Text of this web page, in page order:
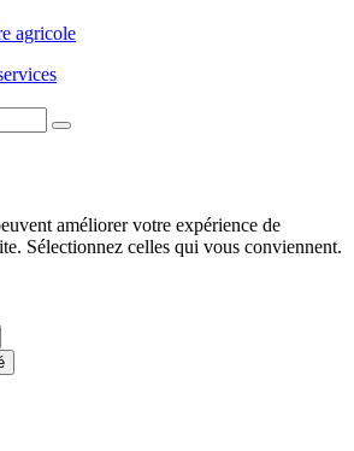
agricole
améliorer votre expérience de
Sélectionnez celles qui vous conviennent.